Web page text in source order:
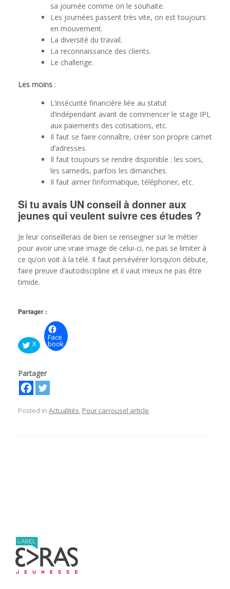
sa journée comme on le souhaite.
Les journées passent très vite, on est toujours
en mouvement.
La diversité du travail.
La reconnaissance des clients.
Le challenge.
Les moins :
L’insécurité financière liée au statut
d’indépendant avant de commencer le stage IPI,
aux paiements des cotisations, etc.
Il faut se faire connaître, créer son propre carnet
d’adresses.
Il faut toujours se rendre disponible : les soirs,
les samedis, parfois les dimanches.
Il faut aimer l’informatique, téléphoner, etc.
Si tu avais UN conseil à donner aux
jeunes qui veulent suivre ces études ?
Je leur conseillerais de bien se renseigner sur le métier
pour avoir une vraie image de celui-ci, ne pas se limiter à
ce qu’on voit à la télé. Il faut persévérer lorsqu’on débute,
faire preuve d’autodiscipline et il vaut mieux ne pas être
timide.
Partager :
X
Face
book
Partager
Posted in Actualités, Pour carrousel article.